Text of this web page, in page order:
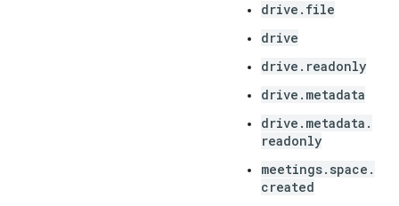
drive.file
drive
drive.readonly
drive.metadata
drive.metadata.
readonly
meetings.space.
created